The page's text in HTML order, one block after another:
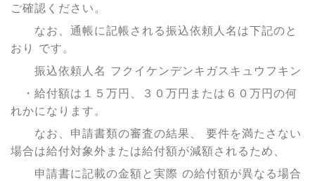
ご確認ください。
なお、通帳に記帳される振込依頼人名は下記のと
おり です。
振込依頼人名 フクイケンデンキガスキュウフキン
・給付額は１５万円、３０万円または６０万円の何
れかになります。
なお、申請書類の審査の結果、 要件を満たさない
場合は給付対象外または給付額が減額されるため、
申請書に記載の金額と実際 の給付額が異なる場合